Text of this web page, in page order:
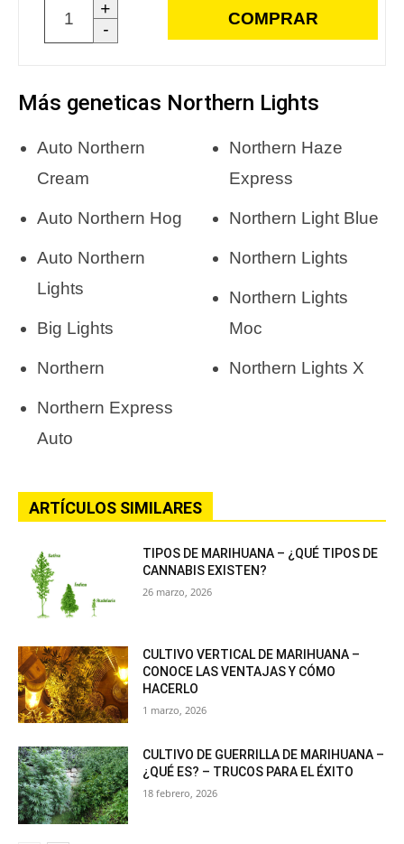
+
-
COMPRAR
Más geneticas Northern Lights
Auto Northern
Cream
Auto Northern Hog
Auto Northern
Lights
Big Lights
Northern
Northern Express
Auto
Northern Haze
Express
Northern Light Blue
Northern Lights
Northern Lights
Moc
Northern Lights X
ARTÍCULOS SIMILARES
TIPOS DE MARIHUANA – ¿QUÉ TIPOS DE
CANNABIS EXISTEN?
26 marzo, 2026
CULTIVO VERTICAL DE MARIHUANA –
CONOCE LAS VENTAJAS Y CÓMO
HACERLO
1 marzo, 2026
CULTIVO DE GUERRILLA DE MARIHUANA –
¿QUÉ ES? – TRUCOS PARA EL ÉXITO
18 febrero, 2026